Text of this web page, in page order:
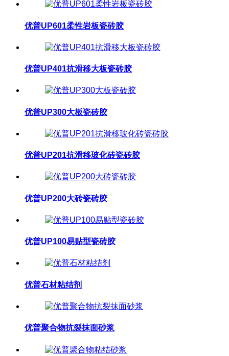
优普UP601柔性岩板瓷砖胶
优普UP401抗滑移大板瓷砖胶
优普UP300大板瓷砖胶
优普UP201抗滑移玻化砖瓷砖胶
优普UP200大砖瓷砖胶
优普UP100易贴型瓷砖胶
优普石材粘结剂
优普聚合物抗裂抹面砂浆